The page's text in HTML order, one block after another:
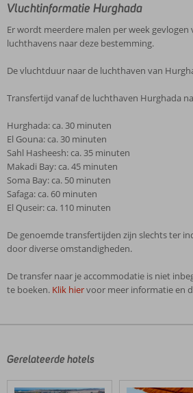
Vluchtinformatie Hurghada
Er wordt meerdere malen per week gevlogen
luchthavens naar deze bestemming.
De vluchtduur naar de luchthaven van
Transfertijd vanaf de luchthaven Hurghada
Hurghada: ca. 30 minuten
El Gouna: ca. 30 minuten
Sahl Hasheesh: ca. 35 minuten
Makadi Bay: ca. 45 minuten
Soma Bay: ca. 50 minuten
Safaga: ca. 60 minuten
El Quseir: ca. 110 minuten
De genoemde transfertijden zijn slechts ter
door diverse omstandigheden.
De transfer naar je accommodatie is niet
te boeken. Klik hiervoor meer informatie en
door
klanten
Gerelateerde hotels